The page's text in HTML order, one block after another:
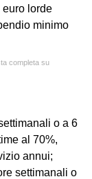
euro lorde
minimo
completa su
o a 6
al 70%,
annui;
settimanali o